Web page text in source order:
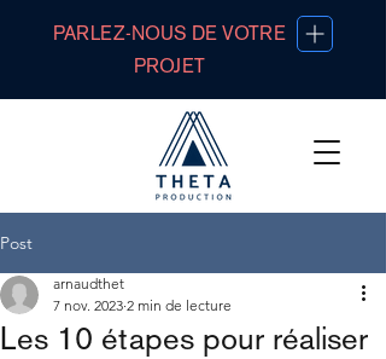
PARLEZ-NOUS DE VOTRE
PROJET
Post
Les 10 étapes pour réaliser
arnaudthet
7 nov. 2023 2 min de lecture